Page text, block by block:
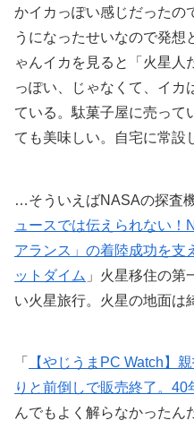
かイカっぽい感じだったの
うになったせいなので発
ゃんイカを見ると「火星
っぽい、じゃなくて、イカ
ている。駄菓子屋に売って
ても美味しい。自宅に常設
…そういえばNASAの探査
ュースでは伝えられない
アランス」の着陸成功を支
ットダイム 」火星移住の第
い火星旅行。火星の地面は
「
【やじうまPC Watch】
りと前倒しで販売終了。40
んでもよく解らなかったん